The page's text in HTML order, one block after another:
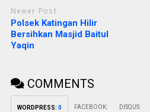
Newer Post
Polsek Katingan Hilir
Bersihkan Masjid Baitul
Yaqin
COMMENTS
WORDPRESS: 0 FACEBOOK: DISQUS: